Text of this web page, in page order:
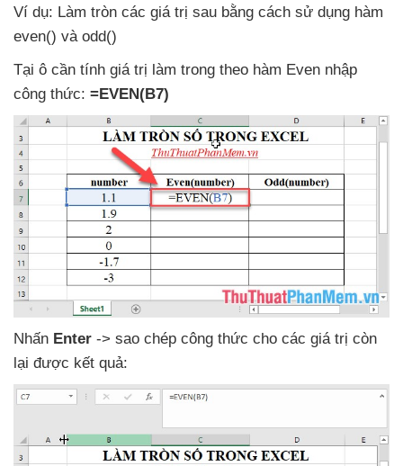
Ví dụ: Làm tròn các giá trị sau bằng cách sử dụng hàm
even() và odd()
Tại ô cần tính giá trị làm trong theo hàm Even nhập
công thức: =EVEN(B7)
Nhấn Enter -> sao chép công thức cho các giá trị còn
lại được kết quả: